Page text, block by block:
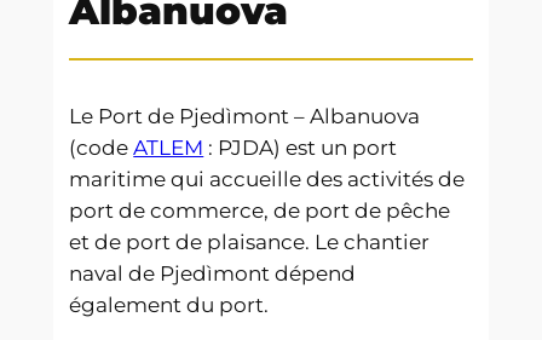
Albanuova
Le Port de Pjedìmont – Albanuova
(codeATLEM : PJDA) est un port
maritime qui accueille des activités de
port de commerce, de port de pêche
et de port de plaisance. Le chantier
naval de Pjedìmont dépend
également du port.